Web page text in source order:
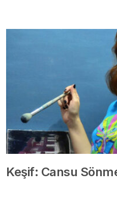
Keşif: Cansu